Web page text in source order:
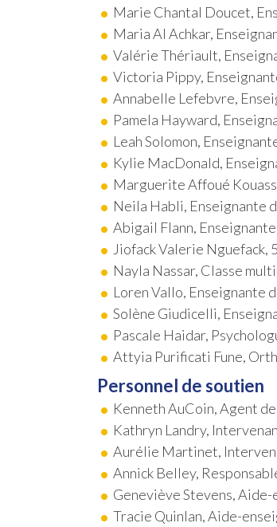
Marie Chantal Doucet,
Maria Al Achkar,
Valérie Thériault,
Victoria Pippy,
Annabelle Lefebvre,
Pamela Hayward,
Leah Solomon,
Kylie MacDonald,
Marguerite Affoué
Neila Habli, Enseignante
Abigail Flann,
Jiofack Valerie Nguefack,
Nayla Nassar, Classe
Loren Vallo, Enseignante
Solène Giudicelli,
Pascale Haidar,
Attyia Purificati Fune,
Personnel de soutien
Kenneth AuCoin, Agent
Kathryn Landry,
Aurélie Martinet,
Annick Belley,
Geneviève Stevens,
Tracie Quinlan, Aide-